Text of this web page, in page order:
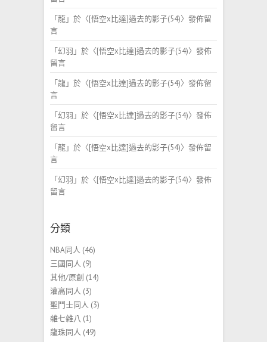
「龍」於〈[悟空x比達]過去的影子(54)〉發佈留
言
「幻羽 」於〈[悟空x比達]過去的影子(54)〉發佈
留言
「龍」於〈[悟空x比達]過去的影子(54)〉發佈留
言
「幻羽 」於〈[悟空x比達]過去的影子(54)〉發佈
留言
「龍」於〈[悟空x比達]過去的影子(54)〉發佈留
言
「幻羽 」於〈[悟空x比達]過去的影子(54)〉發佈
留言
分類
NBA同人 (46)
三國同人 (9)
其他/原創 (14)
灌高同人 (3)
聖鬥士同人 (3)
雜七雜八 (1)
龍珠同人 (49)